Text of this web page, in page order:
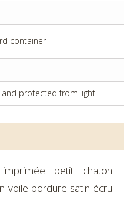
container
and protected from light
petit chaton
voile bordure satin écru